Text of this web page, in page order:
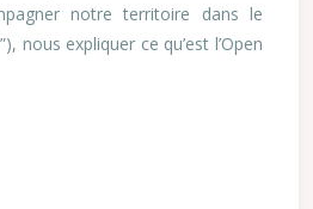
notre territoire dans le
nous expliquer ce qu’est l’Open